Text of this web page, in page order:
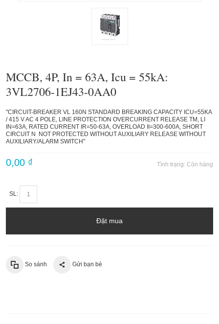
MCCB, 4P, In = 63A, Icu = 55kA:
3VL2706-1EJ43-0AA0
"CIRCUIT-BREAKER VL 160N STANDARD BREAKING CAPACITY ICU=55KA
/ 415 V AC 4 POLE, LINE PROTECTION OVERCURRENT RELEASE TM, LI
IN=63A, RATED CURRENT IR=50-63A, OVERLOAD II=300-600A, SHORT
CIRCUIT N NOT PROTECTED WITHOUT AUXILIARY RELEASE WITHOUT
AUXILIARY/ALARM SWITCH"
Tình trạng: Còn hàng
0,00 ₫
SL:
Đặt mua
So sánh Gửi bạn bè